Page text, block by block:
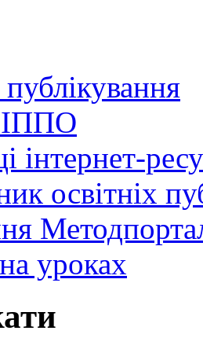
ІППО
інтернет-
освітніх
уроках